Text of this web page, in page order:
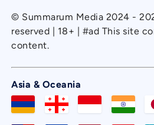
© Summarum Media 2024 -
reserved | 18+ | #ad This site
content.
Asia & Oceania